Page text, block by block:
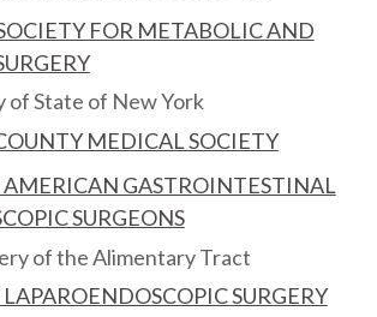
FOR METABOLIC AND
of State of New York
MEDICAL SOCIETY
AMERICAN GASTROINTESTINAL
SURGEONS
of the Alimentary Tract
SURGERY